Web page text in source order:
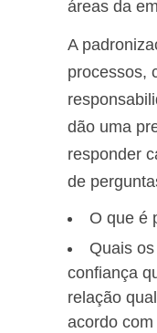
áreas da
A
processos,
dão uma
responder
de
O que é
Quais
confiança
relação
acordo